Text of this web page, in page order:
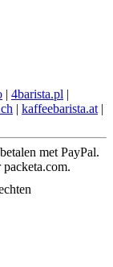
| 4barista.pl |
| kaffeebarista.at |